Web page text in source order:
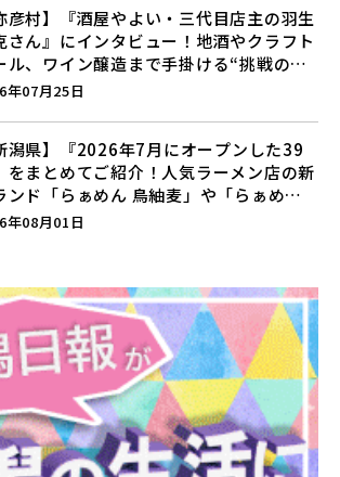
彦村】『酒屋やよい・三代目店主の羽生
さん』にインタビュー！地酒やクラフト
ル、ワイン醸造まで手掛ける“挑戦の歴
迫る♪
年07月25日
潟県】『2026年7月にオープンした39
をまとめてご紹介！人気ラーメン店の新
ンド「らぁめん 鳥紬麦」や「らぁめん
うがの空」など盛りだくさん♪
年08月01日